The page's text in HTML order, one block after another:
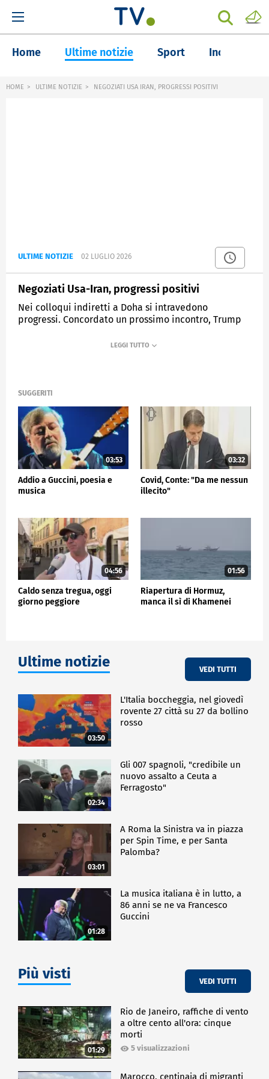
Home Ultime notizie Sport Inchieste
HOME ULTIME NOTIZIE NEGOZIATI USA IRAN, PROGRESSI POSITIVI
ULTIME NOTIZIE 02 LUGLIO 2026
Negoziati Usa-Iran, progressi positivi
Nei colloqui indiretti a Doha si intravedono
progressi. Concordato un prossimo incontro, Trump
SUGGERITI
03:53
Addio a Guccini, poesia e
musica
03:32
Covid, Conte: "Da me nessun
illecito"
04:56
Caldo senza tregua, oggi
giorno peggiore
01:56
Riapertura di Hormuz,
manca il sì di Khamenei
Ultime notizie VEDI TUTTI
03:50
L'Italia boccheggia, nel giovedì
rovente 27 città su 27 da bollino
rosso
02:34
Gli 007 spagnoli, "credibile un
nuovo assalto a Ceuta a
Ferragosto"
03:01
A Roma la Sinistra va in piazza
per Spin Time, e per Santa
Palomba?
01:28
La musica italiana è in lutto, a
86 anni se ne va Francesco
Guccini
Più visti VEDI TUTTI
01:29
Rio de Janeiro, raffiche di vento
a oltre cento all'ora: cinque
morti
5 visualizzazioni
Marocco, centinaia di migranti